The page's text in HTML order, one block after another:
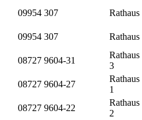
09954 307
09954 307
08727 9604-31
3
08727 9604-27
1
08727 9604-22
2